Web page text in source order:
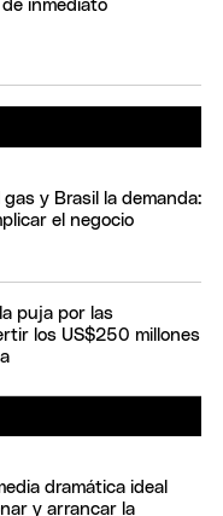
inmediato
y Brasil la demanda:
el negocio
puja por las
los US$250 millones
dramática ideal
y arrancar la